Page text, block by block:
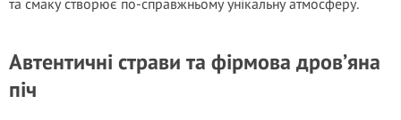
та смаку створює по-справжньому унікальну атмосферу.
Автентичні страви та фірмова дров’яна
піч